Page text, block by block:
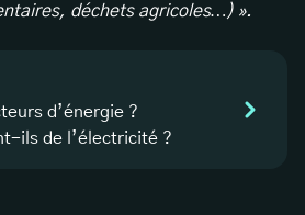
déchets agricoles…) ».
d’énergie ?
ils de l’électricité ?